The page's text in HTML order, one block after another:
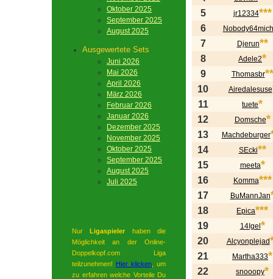
Oktober 2025
September 2025
August 2025
Ausgewertete Sets
Juni 2026
Mai 2026
April 2026
März 2026
Februar 2026
Januar 2026
Dezember 2025
November 2025
Oktober 2025
September 2025
August 2025
Juli 2025
NurLigaspieler haben die
Möglichkeit an der Online-
Doppelkopf.com Liga
teilzunehmen! Hier klicken , um
zu erfahren welche Vorteile Du
5 jr12334***
6 Nobody64mich
7 Djerun**
8 Adele2*
9 Thomasbr**
10 Airedalesuse
11 tuete*
12 Domsche*
13 Machdeburger
14 SEcki**
15 meeta*
16 Komma***
17 BuMannJan
18 Epica***
19 14Igel *
20 Alcyonplejad
21 Martha333*
22 snooopy*